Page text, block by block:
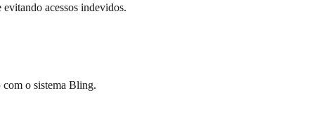
acessos indevidos.
com o sistema Bling.